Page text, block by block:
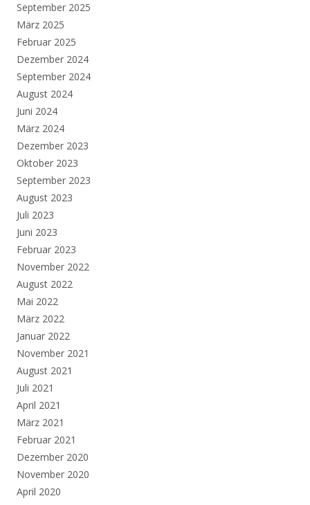
September 2025
März 2025
Februar 2025
Dezember 2024
September 2024
August 2024
Juni 2024
März 2024
Dezember 2023
Oktober 2023
September 2023
August 2023
Juli 2023
Juni 2023
Februar 2023
November 2022
August 2022
Mai 2022
März 2022
Januar 2022
November 2021
August 2021
Juli 2021
April 2021
März 2021
Februar 2021
Dezember 2020
November 2020
April 2020